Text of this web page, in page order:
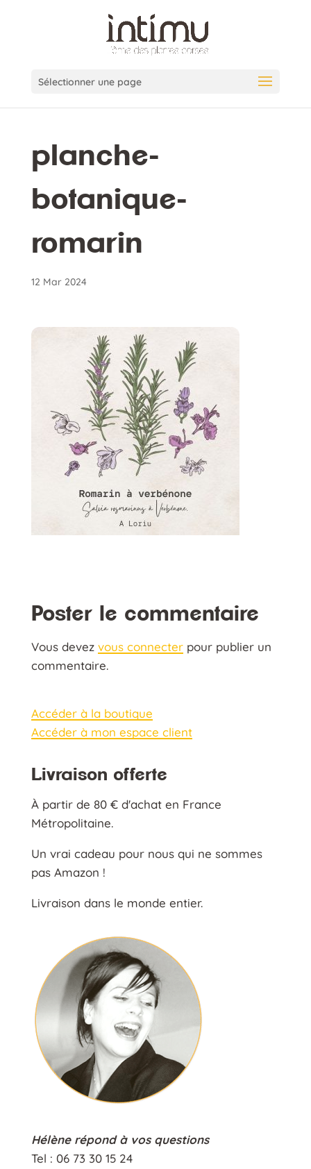
Sélectionner une page
planche-
botanique-
romarin
12 Mar 2024
Poster le commentaire
Vous devez vous connecterpour publier un
commentaire.
Accéder à la boutique
Accéder à mon espace client
Livraison offerte
À partir de 80 € d'achat en France
Métropolitaine.
Un vrai cadeau pour nous qui ne sommes
pas Amazon !
Livraison dans le monde entier.
Hélène répond à vos questions
Tel : 06 73 30 15 24